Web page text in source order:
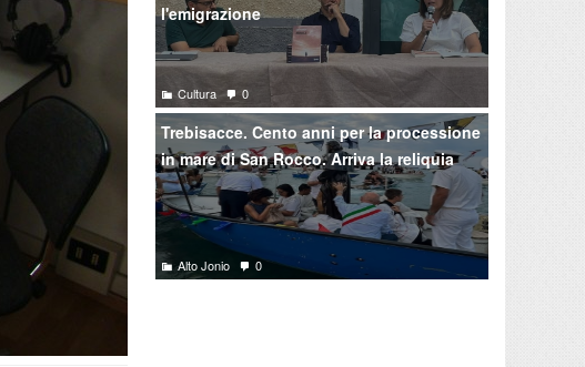
l'emigrazione
Cultura 0
Trebisacce. Cento anni per la processione
in mare di San Rocco. Arriva la reliquia
Alto Jonio 0